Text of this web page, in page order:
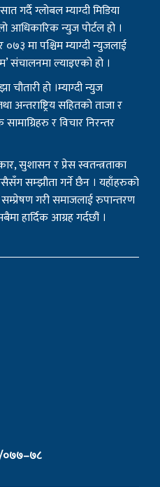
गर्दै ग्लोबल म्याग्दी मिडिया
आधिकारिक न्युज पोर्टल हो ।
मा पश्चिम म्याग्दी न्युजलाई
संचालनमा ल्याइएको हो ।
चौतारी हो ।म्याग्दी न्युज
अन्तराष्ट्रिय सहितको ताजा र
र विचार निरन्तर
सुशासन र प्रेस स्वतन्त्रताका
सम्झौता गर्ने छैन । यहाँहरुको
गरी समाजलाई रुपान्तरण
हार्दिक आग्रह गर्दछौं ।
०७७–७८